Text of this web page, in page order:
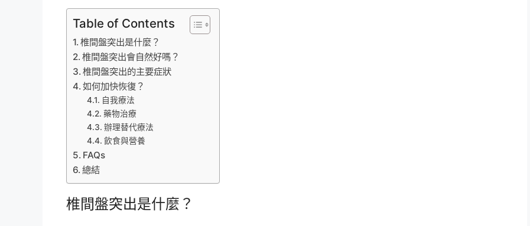
Table of Contents
椎間盤突出是什麼？
椎間盤突出會自然好嗎？
椎間盤突出的主要症狀
如何加快恢復？
自我療法
藥物治療
辦理替代療法
飲食與營養
FAQs
總結
椎間盤突出是什麼？